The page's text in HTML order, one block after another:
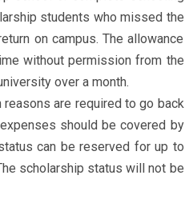
students who missed the
on campus. The allowance
without permission from the
over a month.
are required to go back
should be covered by
can be reserved for up to
scholarship status will not be